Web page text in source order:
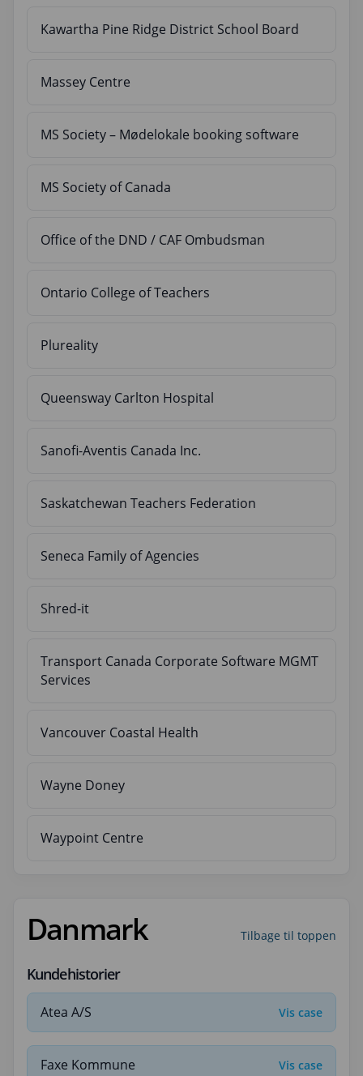
Kawartha Pine Ridge District School Board
Massey Centre
MS Society – Mødelokale booking software
MS Society of Canada
Office of the DND / CAF Ombudsman
Ontario College of Teachers
Plureality
Queensway Carlton Hospital
Sanofi-Aventis Canada Inc.
Saskatchewan Teachers Federation
Seneca Family of Agencies
Shred-it
Transport Canada Corporate Software MGMT
Services
Vancouver Coastal Health
Wayne Doney
Waypoint Centre
Danmark Tilbage til toppen
Kundehistorier
Atea A/S Vis case
Faxe Kommune Vis case